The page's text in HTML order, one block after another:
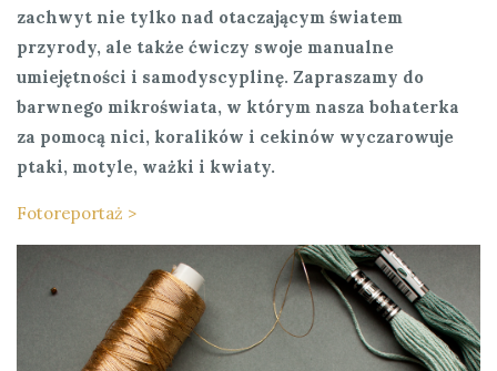
zachwyt nie tylko nad otaczającym światem
przyrody, ale także ćwiczy swoje manualne
umiejętności i samodyscyplinę. Zapraszamy do
barwnego mikroświata, w którym nasza bohaterka
za pomocą nici, koralików i cekinów wyczarowuje
ptaki, motyle, ważki i kwiaty.
Fotoreportaż >